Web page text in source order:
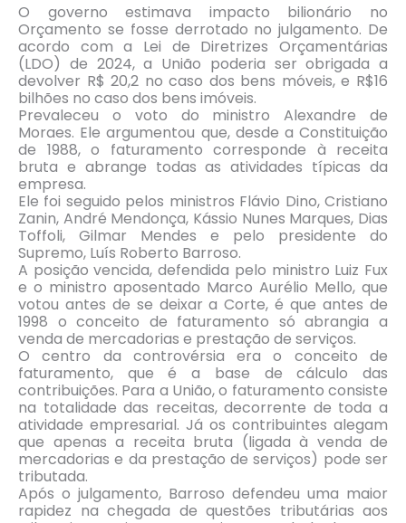
O governo estimava impacto bilionário no
Orçamento se fosse derrotado no julgamento. De
acordo com a Lei de Diretrizes Orçamentárias
(LDO) de 2024, a União poderia ser obrigada a
devolver R$ 20,2 no caso dos bens móveis, e R$16
bilhões no caso dos bens imóveis.
Prevaleceu o voto do ministro Alexandre de
Moraes. Ele argumentou que, desde a Constituição
de 1988, o faturamento corresponde à receita
bruta e abrange todas as atividades típicas da
empresa.
Ele foi seguido pelos ministros Flávio Dino, Cristiano
Zanin, André Mendonça, Kássio Nunes Marques, Dias
Toffoli, Gilmar Mendes e pelo presidente do
Supremo, Luís Roberto Barroso.
A posição vencida, defendida pelo ministro Luiz Fux
e o ministro aposentado Marco Aurélio Mello, que
votou antes de se deixar a Corte, é que antes de
1998 o conceito de faturamento só abrangia a
venda de mercadorias e prestação de serviços.
O centro da controvérsia era o conceito de
faturamento, que é a base de cálculo das
contribuições. Para a União, o faturamento consiste
na totalidade das receitas, decorrente de toda a
atividade empresarial. Já os contribuintes alegam
que apenas a receita bruta (ligada à venda de
mercadorias e da prestação de serviços) pode ser
tributada.
Após o julgamento, Barroso defendeu uma maior
rapidez na chegada de questões tributárias aos